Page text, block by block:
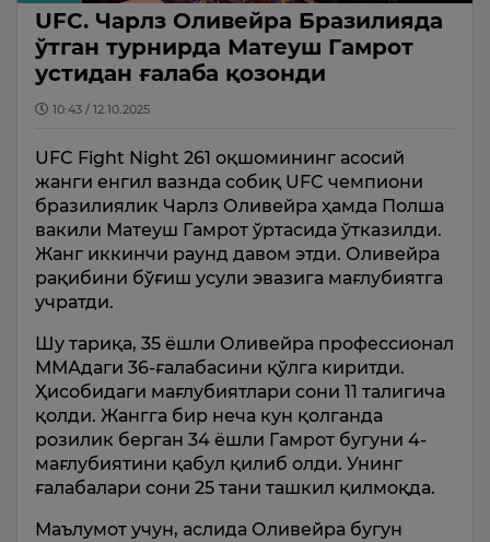
UFC. Чарлз Оливейра Бразилияда
ўтган турнирда Матеуш Гамрот
устидан ғалаба қозонди
10:43 / 12.10.2025
UFC Fight Night 261 оқшомининг асосий
жанги енгил вазнда собиқ UFC чемпиони
бразилиялик Чарлз Оливейра ҳамда Полша
вакили Матеуш Гамрот ўртасида ўтказилди.
Жанг иккинчи раунд давом этди. Оливейра
рақибини бўғиш усули эвазига мағлубиятга
учратди.
Шу тариқа, 35 ёшли Оливейра профессионал
ММАдаги 36-ғалабасини қўлга киритди.
Ҳисобидаги мағлубиятлари сони 11 талигича
қолди. Жангга бир неча кун қолганда
розилик берган 34 ёшли Гамрот бугуни 4-
мағлубиятини қабул қилиб олди. Унинг
ғалабалари сони 25 тани ташкил қилмоқда.
Маълумот учун, аслида Оливейра бугун